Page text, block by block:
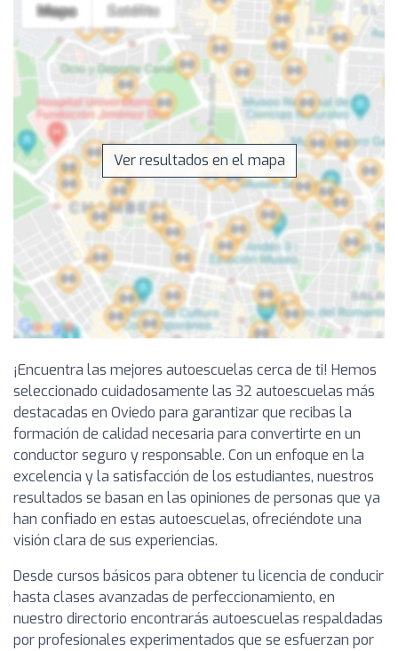
Ver resultados en el mapa
¡Encuentra las mejores autoescuelas cerca de ti! Hemos
seleccionado cuidadosamente las 32 autoescuelas más
destacadas en Oviedo para garantizar que recibas la
formación de calidad necesaria para convertirte en un
conductor seguro y responsable. Con un enfoque en la
excelencia y la satisfacción de los estudiantes, nuestros
resultados se basan en las opiniones de personas que ya
han confiado en estas autoescuelas, ofreciéndote una
visión clara de sus experiencias.
Desde cursos básicos para obtener tu licencia de conducir
hasta clases avanzadas de perfeccionamiento, en
nuestro directorio encontrarás autoescuelas respaldadas
por profesionales experimentados que se esfuerzan por